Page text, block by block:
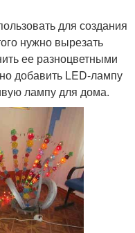
для создания
нужно вырезать
ее разноцветными
добавить LED-лампу
лампу для дома.